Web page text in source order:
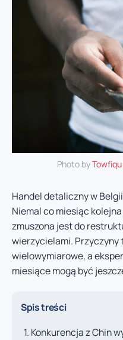
Photo by
Handel detaliczny w
Niemal co miesiąc
zmuszona jest do
wierzycielami. Przyczyny
wielowymiarowe, a
miesiące mogą być
Spis treści
Konkurencja z Chin